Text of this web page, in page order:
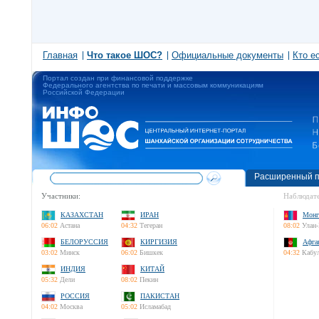
Главная Что такое ШОС? Официальные документы Кто
Портал создан при финансовой поддержке
Федерального агентства по печати и массовым коммуникациям
Российской Федерации
Расширенный
Участники:
КАЗАХСТАН
06:02 Астана
ИРАН
04:32 Тегеран
БЕЛОРУССИЯ
03:02 Минск
КИРГИЗИЯ
06:02 Бишкек
ИНДИЯ
05:32 Дели
КИТАЙ
08:02 Пекин
РОССИЯ
04:02 Москва
ПАКИСТАН
05:02 Исламабад
08:02
04:32